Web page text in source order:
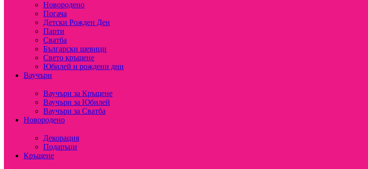
Новородено
Погача
Детски Рожден Ден
Парти
Сватба
Български шевици
Свето кръщене
Юбилей и рождени дни
Ваучъри
Ваучъри за Кръщене
Ваучъри за Юбилей
Ваучъри за Сватба
Новородено
Декорация
Подаръци
Кръщене